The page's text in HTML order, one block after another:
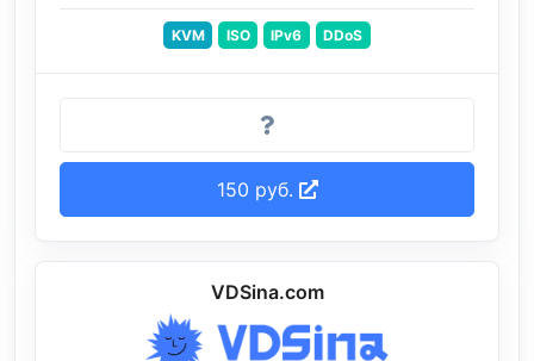
KVM ISO IPv6 DDoS
150 руб.
VDSina.com